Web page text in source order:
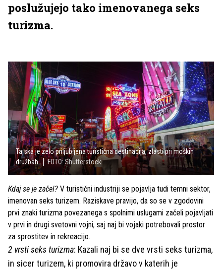
poslužujejo tako imenovanega seks
turizma.
Tajska je zelo priljubljena turistična destinacija, zlasti pri moških
družbah.
FOTO: Shutterstock
Kdaj se je začel? V turistični industriji se pojavlja tudi temni sektor,
imenovan seks turizem. Raziskave pravijo, da so se v zgodovini
prvi znaki turizma povezanega s spolnimi uslugami začeli pojavljati
v prvi in drugi svetovni vojni, saj naj bi vojaki potrebovali prostor
za sprostitev in rekreacijo.
2 vrsti seks turizma: Kazali naj bi se dve vrsti seks turizma,
in sicer turizem, ki promovira državo v katerih je